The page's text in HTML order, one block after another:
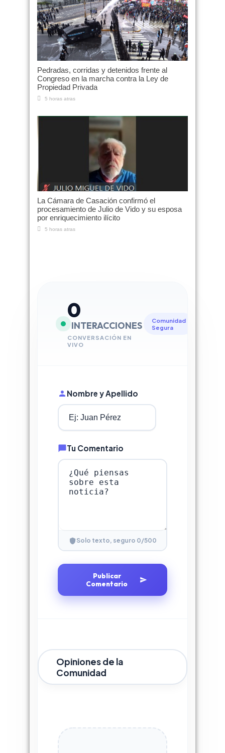
Pedradas, corridas y detenidos frente al
Congreso en la marcha contra la Ley de
Propiedad Privada
5 horas atras
La Cámara de Casación confirmó el
procesamiento de Julio de Vido y su esposa
por enriquecimiento ilícito
5 horas atras
0
INTERACCIONES
CONVERSACIÓN EN
VIVO
Comunidad
Segura
Nombre y Apellido
Tu Comentario
Solo texto, seguro 0/500
Publicar
Comentario
Opiniones de la
Comunidad